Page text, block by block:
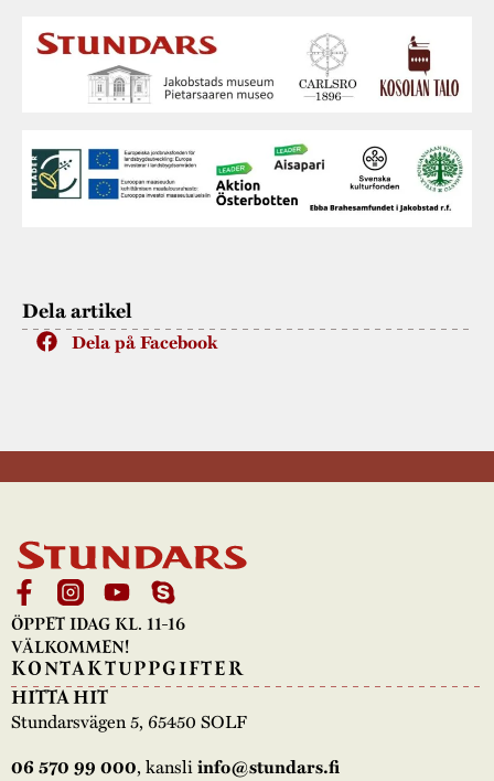
Dela artikel
Dela på Facebook
ÖPPET IDAG KL. 11-16
VÄLKOMMEN!
KONTAKTUPPGIFTER
HITTA HIT
Stundarsvägen 5, 65450 SOLF
06 570 99 000, kansliinfo@stundars.fi